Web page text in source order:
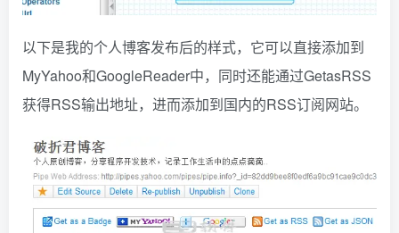
以下是我的个人博客发布后的样式，它可以直接添加到
MyYahoo和GoogleReader中，同时还能通过GetasRSS
获得RSS输出地址，进而添加到国内的RSS订阅网站。